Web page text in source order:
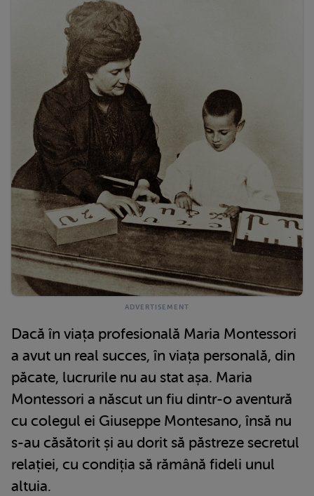
Dacă în viața profesională Maria Montessori
a avut un real succes, în viața personală, din
păcate, lucrurile nu au stat așa. Maria
Montessori a născut un fiu dintr-o aventură
cu colegul ei Giuseppe Montesano, însă nu
s-au căsătorit și au dorit să păstreze secretul
relației, cu condiția să rămână fideli unul
altuia.